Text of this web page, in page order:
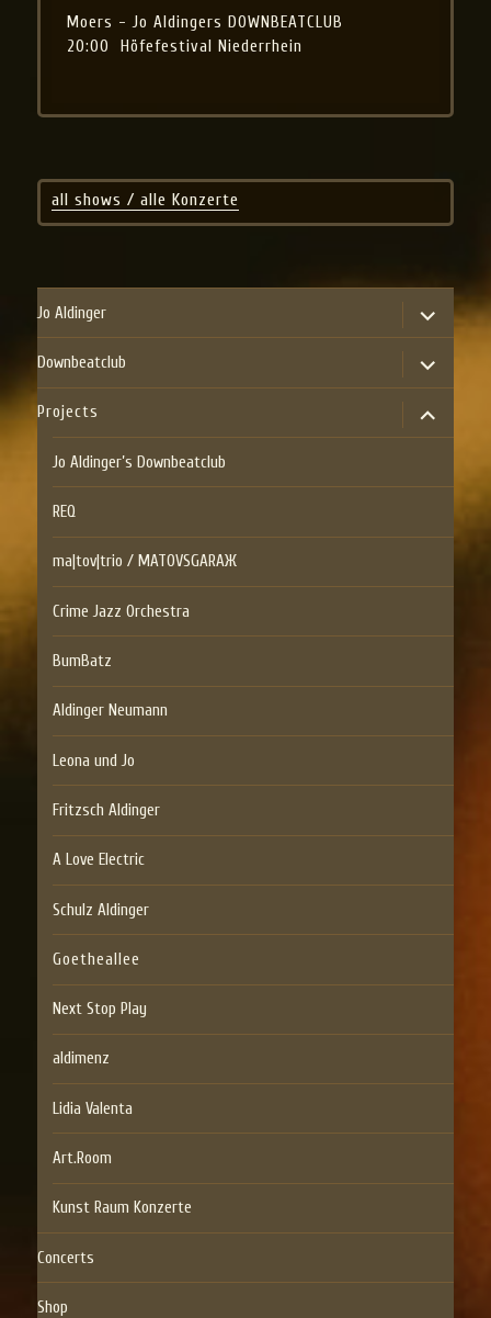
Moers - Jo Aldingers DOWNBEATCLUB
20:00
Höfefestival Niederrhein
all shows / alle Konzerte
Jo Aldinger
expand
child
menu
Downbeatclub
expand
child
menu
Projects
expand
child
menu
Jo Aldinger’s Downbeatclub
REQ
ma|tov|trio / MATOVSGARAЖ
Crime Jazz Orchestra
BumBatz
Aldinger Neumann
Leona und Jo
Fritzsch Aldinger
A Love Electric
Schulz Aldinger
Goetheallee
Next Stop Play
aldimenz
Lidia Valenta
Art.Room
Kunst Raum Konzerte
Concerts
Shop